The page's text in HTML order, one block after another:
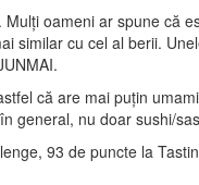
oameni ar spune că
similar cu cel al berii.
că are mai puțin
general, nu doar sushi/
93 de puncte la